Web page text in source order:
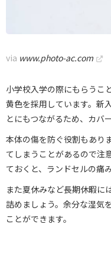
via www.photo-ac.com
小学校入学の際にもらうこ
黄色を採用しています。新
とにもつながるため、カバ
本体の傷を防ぐ役割もあり
てしまうことがあるので注
ておくと、ランドセルの痛
また夏休みなど長期休暇に
詰めましょう。余分な湿気
ことができます。